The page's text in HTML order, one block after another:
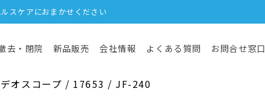
スケアにおまかせください
去・閉院 新品販売 会社情報 よくある質問 お問合せ窓口
オスコープ / 17653 / JF-240